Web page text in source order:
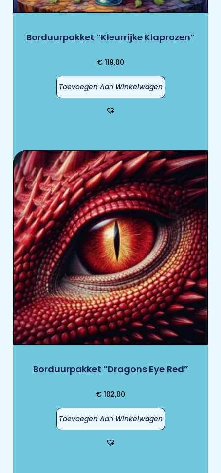
Borduurpakket “Kleurrijke Klaprozen”
€ 119,00
Toevoegen Aan Winkelwagen
Borduurpakket “Dragons Eye Red”
€ 102,00
Toevoegen Aan Winkelwagen